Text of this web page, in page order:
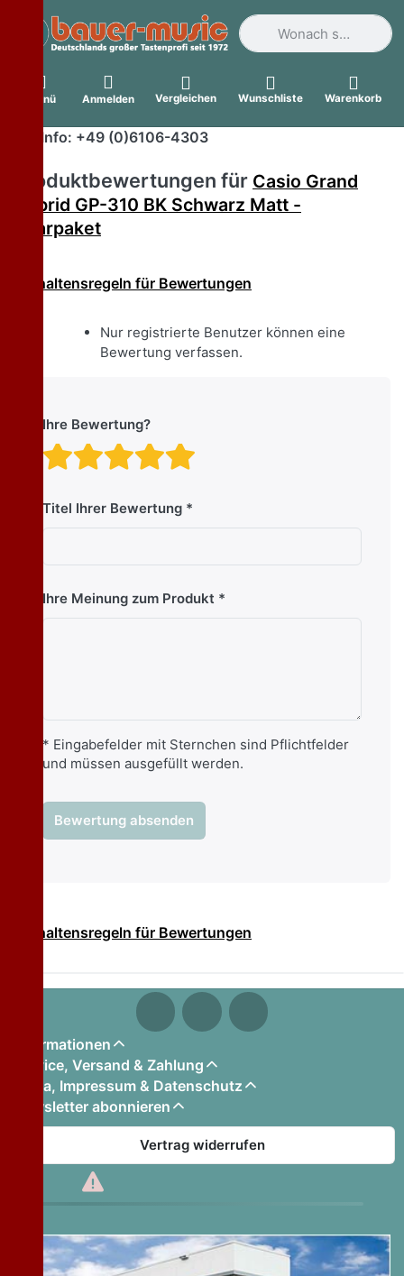
Geben Sie einen
Menü Anmelden Vergleichen Wunschliste Warenkorb
Info: +49 (0)6106-4303
Produktbewertungen für Casio Grand
Hybrid GP-310 BK Schwarz Matt -
Sparpaket
Verhaltensregeln für Bewertungen
Nur registrierte Benutzer können eine
Bewertung verfassen.
Ihre Bewertung?
Bewertung: 4 von
Bewertung: 3 von 5
Bewertung: 2 von 5
Bewertung: 1 von 5
Titel Ihrer Bewertung
Ihre Meinung zum Produkt
* Eingabefelder mit Sternchen sind Pflichtfelder
und müssen ausgefüllt werden.
Bewertung absenden
Verhaltensregeln für Bewertungen
Informationen
Service, Versand & Zahlung
Firma, Impressum & Datenschutz
Newsletter abonnieren
Vertrag widerrufen